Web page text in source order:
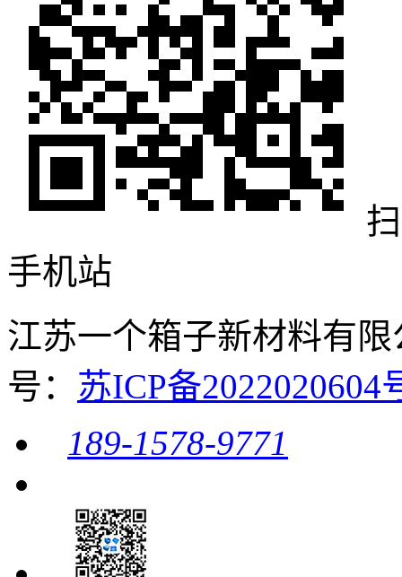
手机站
江苏一个箱子新材料有
号： 苏ICP备2022020604
189-1578-9771